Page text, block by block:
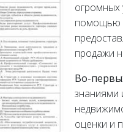
огромных
помощью
продажи
Во-
знаниями
оценки и